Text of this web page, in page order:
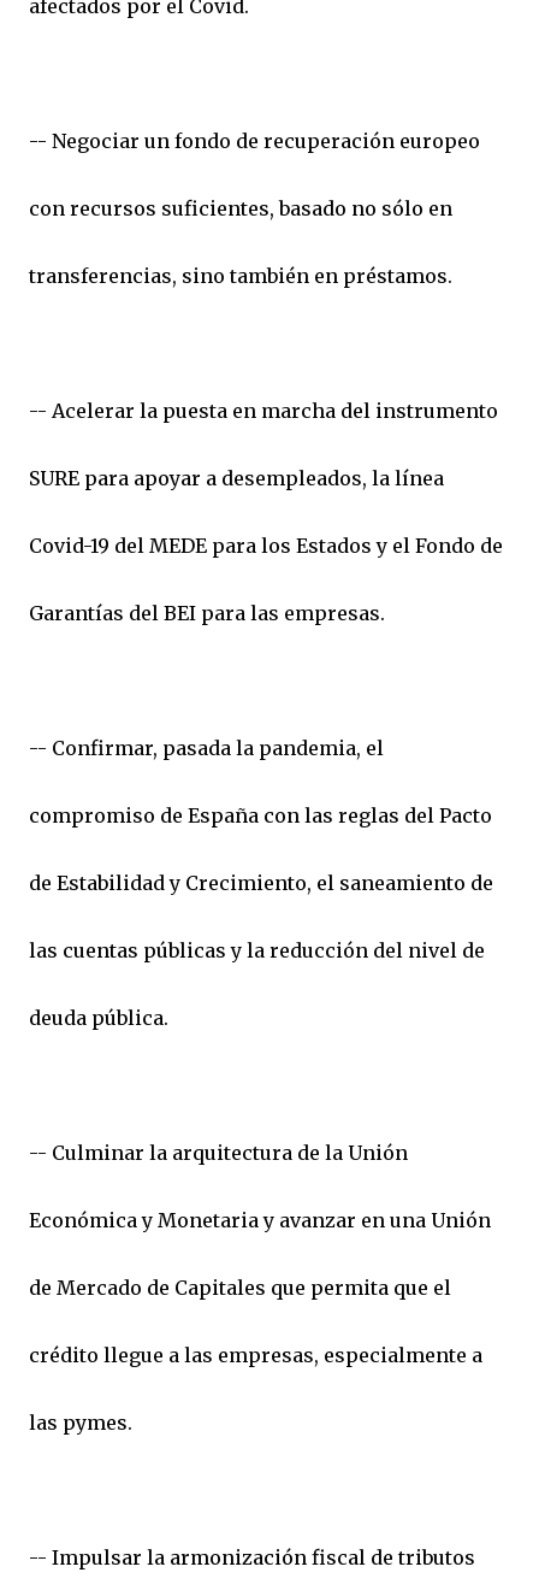
afectados por el Covid.
-- Negociar un fondo de recuperación europeo
con recursos suficientes, basado no sólo en
transferencias, sino también en préstamos.
-- Acelerar la puesta en marcha del instrumento
SURE para apoyar a desempleados, la línea
Covid-19 del MEDE para los Estados y el Fondo de
Garantías del BEI para las empresas.
-- Confirmar, pasada la pandemia, el
compromiso de España con las reglas del Pacto
de Estabilidad y Crecimiento, el saneamiento de
las cuentas públicas y la reducción del nivel de
deuda pública.
-- Culminar la arquitectura de la Unión
Económica y Monetaria y avanzar en una Unión
de Mercado de Capitales que permita que el
crédito llegue a las empresas, especialmente a
las pymes.
-- Impulsar la armonización fiscal de tributos